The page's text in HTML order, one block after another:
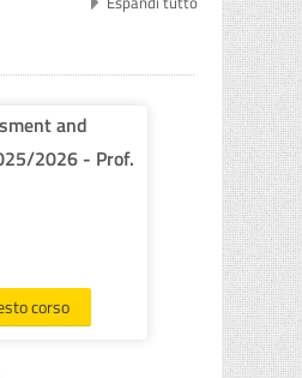
and
2026 - Prof.
corso